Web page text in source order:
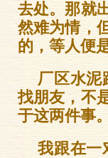
去处。那就
然难为情，
的，等人便
厂区水泥
找朋友，不
于这两件事
我跟在一